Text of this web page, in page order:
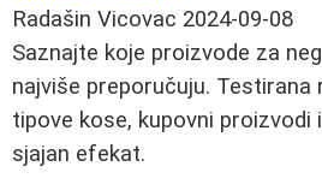
Radašin Vicovac 2024-09-08
Saznajte koje proizvode za
najviše preporučuju. Testirana
tipove kose, kupovni proizvodi
sjajan efekat.